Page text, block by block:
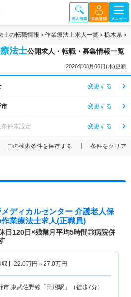
士の転職情報 作業療法士求人一覧 栃木県
法士公開求人・転職・募集情報一覧
2026年08月06日(木)更新
変更する
市 変更する
件未設定 変更する
この検索条件を保存する 条件をクリア
ディカルセンター 介護老人保
作業療法士求人(正職員)
日120日×残業月平均5時間◎病院併
】 22.0万円～27.0万円
市 東武佐野線「田沼駅」（徒歩7分）